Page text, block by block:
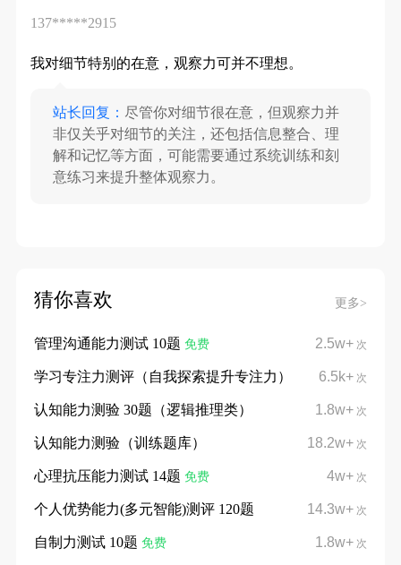
137*****2915
我对细节特别的在意，观察力可并不理想。
站长回复： 尽管你对细节很在意，但观察力并
非仅关乎对细节的关注，还包括信息整合、理
解和记忆等方面，可能需要通过系统训练和刻
意练习来提升整体观察力。
猜你喜欢 更多>
2.5w+ 次
管理沟通能力测试 10题 免费
6.5k+ 次
学习专注力测评（自我探索提升专注力）
1.8w+ 次
认知能力测验 30题（逻辑推理类）
18.2w+ 次
认知能力测验（训练题库）
4w+ 次
心理抗压能力测试 14题 免费
14.3w+ 次
个人优势能力(多元智能)测评 120题
1.8w+ 次
自制力测试 10题 免费